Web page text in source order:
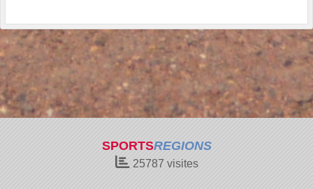
SPORTSREGIONS
25787 visites